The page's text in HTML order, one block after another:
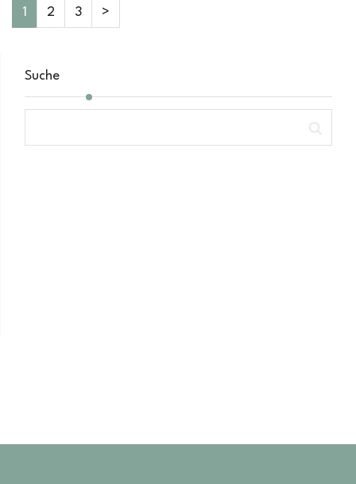
1 2 3 >
Suche